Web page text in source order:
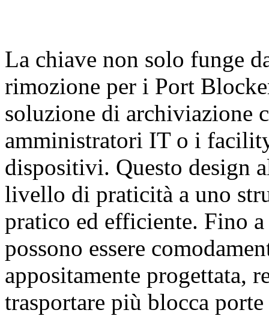
La chiave non solo funge
rimozione per i Port
soluzione di archiviazione
amministratori IT o i
dispositivi. Questo design
livello di praticità a uno
pratico ed efficiente. Fino
possono essere
appositamente progettata,
trasportare più blocca